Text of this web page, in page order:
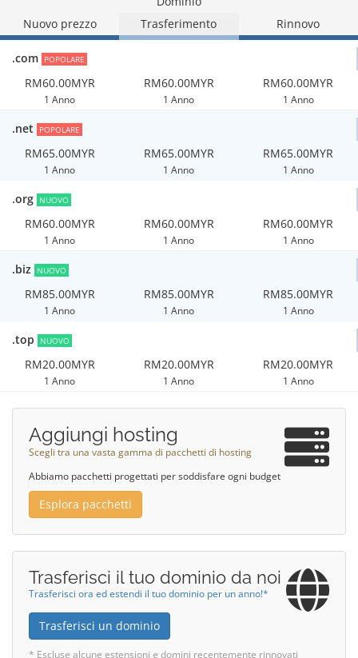
Nuovo prezzo
Trasferimento Rinnovo
.com POPOLARE
RM60.00MYR
1 Anno
RM60.00MYR
1 Anno
RM60.00MYR
1 Anno
.net POPOLARE
RM65.00MYR
1 Anno
RM65.00MYR
1 Anno
RM65.00MYR
1 Anno
.org NUOVO
RM60.00MYR
1 Anno
RM60.00MYR
1 Anno
RM60.00MYR
1 Anno
.biz NUOVO
RM85.00MYR
1 Anno
RM85.00MYR
1 Anno
RM85.00MYR
1 Anno
.top NUOVO
RM20.00MYR
1 Anno
RM20.00MYR
1 Anno
RM20.00MYR
1 Anno
Aggiungi hosting
Scegli tra una vasta gamma di pacchetti di hosting
Abbiamo pacchetti progettati per soddisfare ogni budget
Esplora pacchetti
Trasferisci il tuo dominio da noi
Trasferisci ora ed estendi il tuo dominio per un anno!*
Trasferisci un dominio
* Escluse alcune estensioni e domini recentemente rinnovati